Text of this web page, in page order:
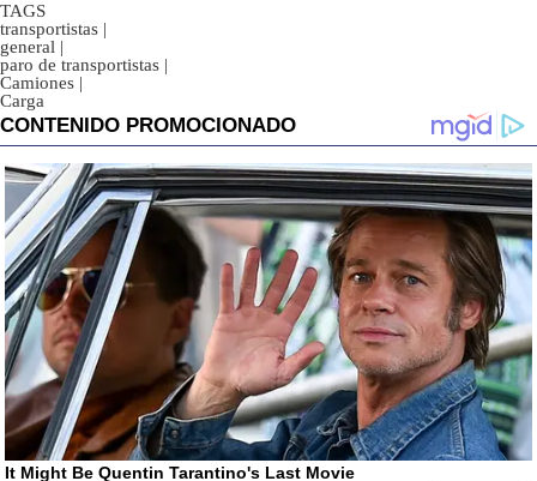
TAGS
transportistas |
general |
paro de transportistas |
Camiones |
Carga